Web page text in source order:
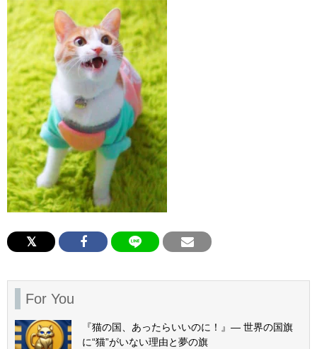
For You
『猫の国、あったらいいのに！』— 世界の国旗
に“猫”がいない理由と夢の旗